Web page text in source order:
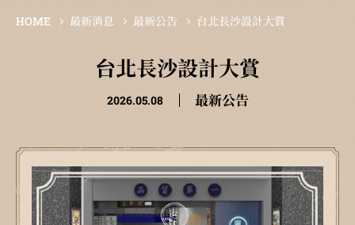
HOME 最新消息 最新公告 台北長沙設計大賞
台北長沙設計大賞
2026.05.08 最新公告